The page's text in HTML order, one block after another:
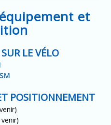
et
LE VÉLO
POSITIONNEMENT